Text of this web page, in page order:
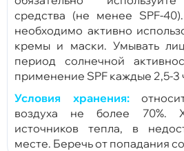
средства (не менее SPF-
необходимо активно
кремы и маски. Умывать
период солнечной
применение SPF каждые 2,5-3
Условия хранения:
воздуха не более 70%.
источников тепла, в
месте. Беречь от попадания